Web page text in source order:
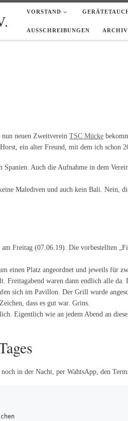
VORSTAND
AUSSCHREIBUNGEN ARCHIV
neuen Zweitverein TSC Mücke
ein alter Freund, mit dem ich schon
Auch die Aufnahme in dem
Malediven und auch kein Bali. Nein,
Freitag (07.06.19). Die vorbestellten
einen Platz angeordnet und jeweils für
Freitagabend waren dann endlich alle
sich im Pavillon. Der Grill wurde
dass es gut war. Grins.
Eigentlich wie an jedem Abend an
in der Nacht, per WahtsApp, den